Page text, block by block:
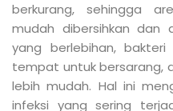
berkurang, sehingga
mudah dibersihkan dan
yang berlebihan,
tempat untuk bersarang,
lebih mudah. Hal ini
infeksi yang sering